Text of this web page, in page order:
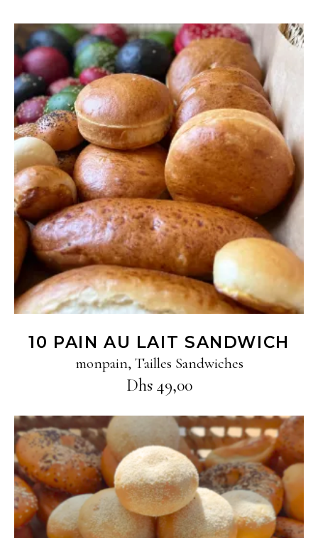
Ajouter au panier
10 PAIN AU LAIT SANDWICH
monpain, Tailles Sandwiches
Dhs49,00